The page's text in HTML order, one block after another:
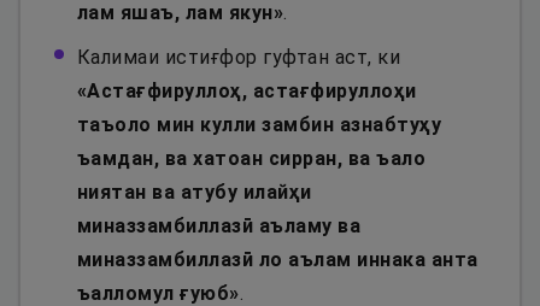
лам яшаъ, лам якун».
Калимаи истиғфор гуфтан аст, ки
«Астағфируллоҳ, астағфируллоҳи
таъоло мин кулли замбин азнабтуҳу
ъамдан, ва хатоан сирран, ва ъало
ниятан ва атубу илайҳи
миназзамбиллазӣ аъламу ва
миназзамбиллазӣ ло аълам иннака анта
ъалломул ғуюб».